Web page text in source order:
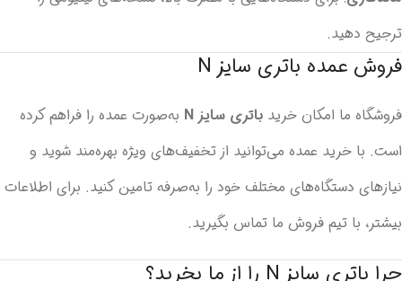
ترجیح دهید.
فروش عمده باتری سایز N
فروشگاه ما امکان خرید باتری سایز N
به‌صورت عمده را فراهم کرده
است. با خرید عمده می‌توانید از تخفیف‌های ویژه بهره‌مند شوید و
نیازهای دستگاه‌های مختلف خود را به‌صرفه تامین کنید. برای اطلاعات
بیشتر، با تیم فروش ما تماس بگیرید.
چرا باتری سایز N را از ما بخرید؟